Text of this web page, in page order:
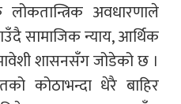
अवधारणाले
सामाजिक न्याय, आर्थिक
शासनसँग जोडेको छ ।
कोठाभन्दा धेरै बाहिर